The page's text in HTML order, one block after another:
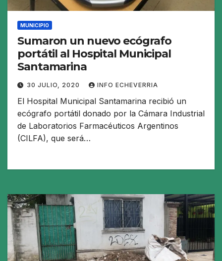
MUNICIPIO
Sumaron un nuevo ecógrafo
portátil al Hospital Municipal
Santamarina
30 JULIO, 2020 INFO ECHEVERRIA
El Hospital Municipal Santamarina recibió un
ecógrafo portátil donado por la Cámara Industrial
de Laboratorios Farmacéuticos Argentinos
(CILFA), que será…